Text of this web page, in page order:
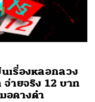
เรื่องหลอกลวง
จ่ายจริง 12 บาท
อคางดำ
EMAIL